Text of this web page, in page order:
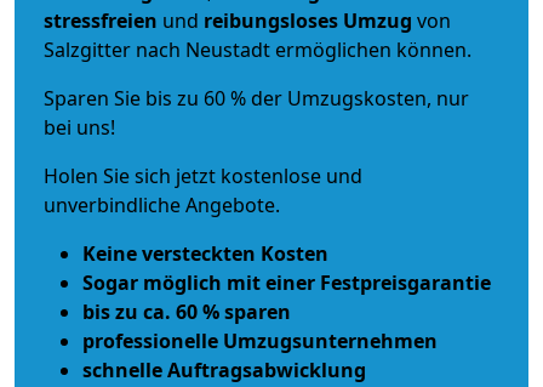
stressfreien und reibungsloses Umzug von
Salzgitter nach Neustadt ermöglichen können.
Sparen Sie bis zu 60 % der Umzugskosten, nur
bei uns!
Holen Sie sich jetzt kostenlose und
unverbindliche Angebote.
Keine versteckten Kosten
Sogar möglich mit einer Festpreisgarantie
bis zu ca. 60 % sparen
professionelle Umzugsunternehmen
schnelle Auftragsabwicklung